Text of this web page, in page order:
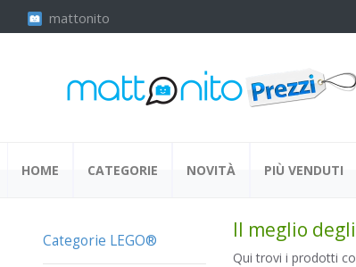
mattonito
HOME CATEGORIE NOVITÀ PIÙ VENDUTI
Categorie LEGO® Il meglio
Qui trovi i prodotti